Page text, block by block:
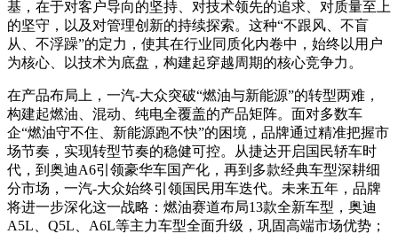
基，在于对客户导向的坚持、对技术领先的追求、对质量至上
的坚守，以及对管理创新的持续探索。这种“不跟风、不盲
从、不浮躁”的定力，使其在行业同质化内卷中，始终以用户
为核心、以技术为底盘，构建起穿越周期的核心竞争力。
在产品布局上，一汽-大众突破“燃油与新能源”的转型两难，
构建起燃油、混动、纯电全覆盖的产品矩阵。面对多数车
企“燃油守不住、新能源跑不快”的困境，品牌通过精准把握市
场节奏，实现转型节奏的稳健可控。从捷达开启国民轿车时
代，到奥迪A6引领豪华车国产化，再到多款经典车型深耕细
分市场，一汽-大众始终引领国民用车迭代。未来五年，品牌
将进一步深化这一战略：燃油赛道布局13款全新车型，奥迪
A5L、Q5L、A6L等主力车型全面升级，巩固高端市场优势；